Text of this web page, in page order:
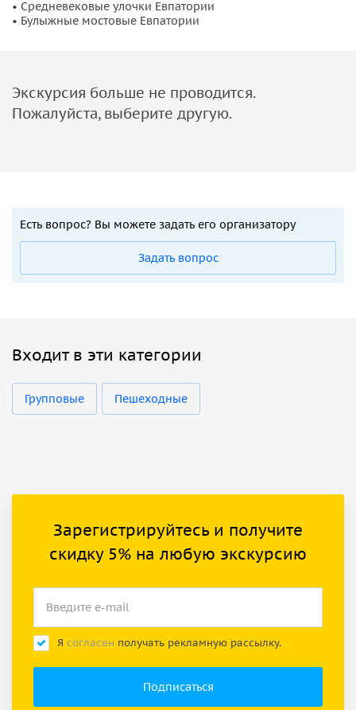
• Средневековые улочки Евпатории
• Булыжные мостовые Евпатории
Экскурсия больше не проводится.
Пожалуйста, выберите другую.
Есть вопрос? Вы можете задать его организатору
Задать вопрос
Входит в эти категории
Групповые Пешеходные
Зарегистрируйтесь и получите
скидку 5% на любую экскурсию
Я согласен получать рекламную рассылку.